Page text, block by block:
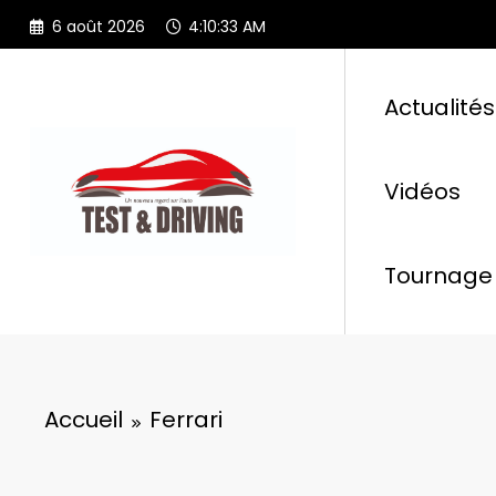
Aller
6 août 2026 4:10:34 AM
Actualités
Vidéos
Accueil Ferrari